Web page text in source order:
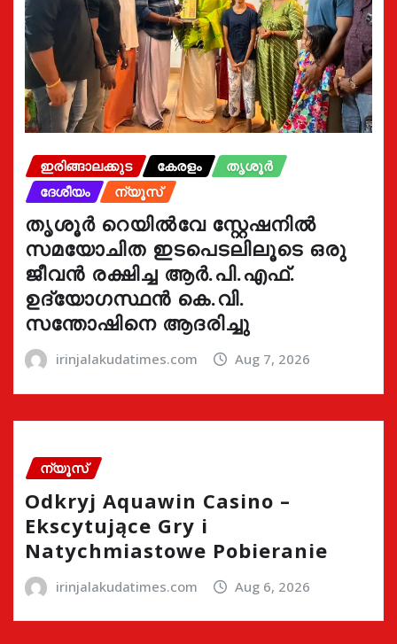
ഇരിങ്ങാലക്കുട കേരളം
തൃശൂർ
ദേശീയം
ന്യൂസ്
തൃശൂർ റെയിൽവേ സ്റ്റേഷനിൽ
സമയോചിത ഇടപെടലിലൂടെ ഒരു
ജീവൻ രക്ഷിച്ച ആർ.പി.എഫ്.
ഉദ്യോഗസ്ഥൻ കെ.വി.
സന്തോഷിനെ ആദരിച്ചു
irinjalakudatimes.com Aug 7, 2026
ന്യൂസ്
Odkryj Aquawin Casino –
Ekscytujące Gry i
Natychmiastowe Pobieranie
irinjalakudatimes.com Aug 6, 2026